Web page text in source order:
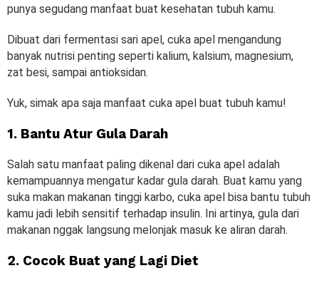
punya segudang manfaat buat kesehatan tubuh kamu.
Dibuat dari fermentasi sari apel, cuka apel mengandung
banyak nutrisi penting seperti kalium, kalsium, magnesium,
zat besi, sampai antioksidan.
Yuk, simak apa saja manfaat cuka apel buat tubuh kamu!
1. Bantu Atur Gula Darah
Salah satu manfaat paling dikenal dari cuka apel adalah
kemampuannya mengatur kadar gula darah. Buat kamu yang
suka makan makanan tinggi karbo, cuka apel bisa bantu tubuh
kamu jadi lebih sensitif terhadap insulin. Ini artinya, gula dari
makanan nggak langsung melonjak masuk ke aliran darah.
2. Cocok Buat yang Lagi Diet